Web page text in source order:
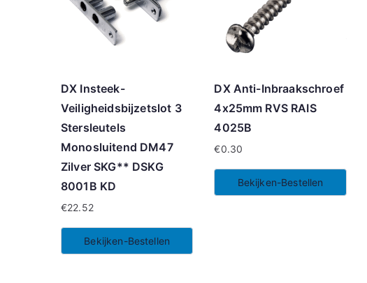
DX Insteek-
Veiligheidsbijzetslot 3
Stersleutels
Monosluitend DM47
Zilver SKG** DSKG
8001B KD
€22.52
Bekijken-Bestellen
DX Anti-Inbraakschroef
4x25mm RVS RAIS
4025B
€0.30
Bekijken-Bestellen